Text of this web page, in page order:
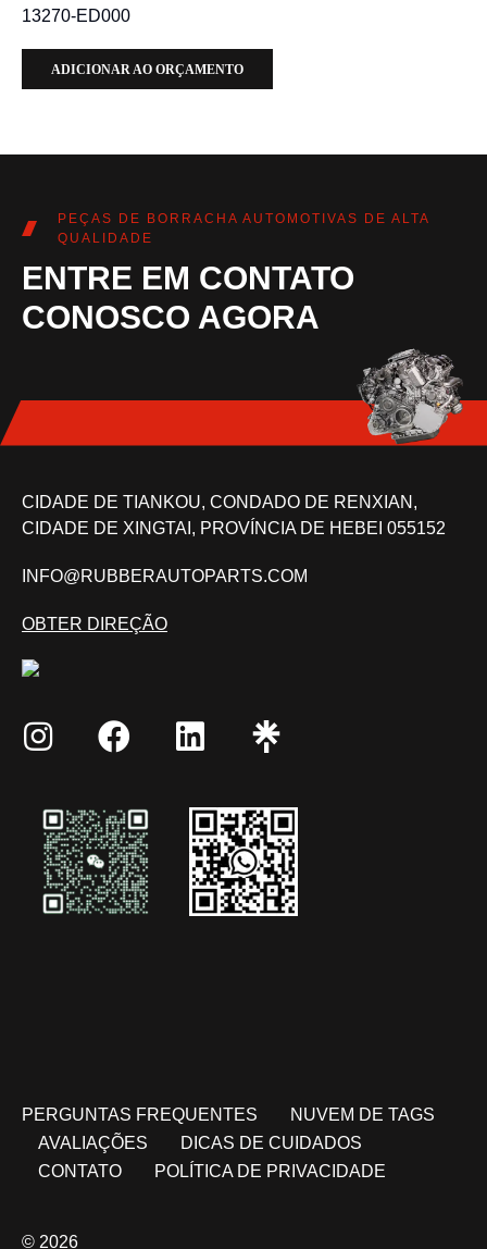
13270-ED000
ADICIONAR AO ORÇAMENTO
PEÇAS DE BORRACHA AUTOMOTIVAS DE ALTA
QUALIDADE
ENTRE EM CONTATO
CONOSCO AGORA
CIDADE DE TIANKOU, CONDADO DE RENXIAN,
CIDADE DE XINGTAI, PROVÍNCIA DE HEBEI 055152
INFO@RUBBERAUTOPARTS.COM
OBTER DIREÇÃO
PERGUNTAS FREQUENTES
NUVEM DE TAGS
AVALIAÇÕES
DICAS DE CUIDADOS
CONTATO
POLÍTICA DE PRIVACIDADE
© 2026